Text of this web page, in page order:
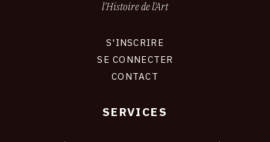
l'Histoire de l'Art
S'INSCRIRE
SE CONNECTER
CONTACT
SERVICES